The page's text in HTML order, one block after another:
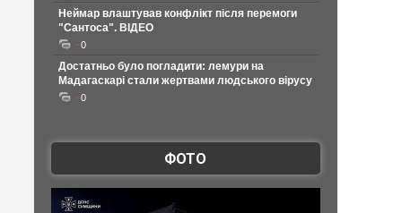
Неймар влаштував конфлікт після перемоги
"Сантоса". ВІДЕО
0
Достатньо було погладити: лемури на
Мадагаскарі стали жертвами людського вірусу
0
ФОТО